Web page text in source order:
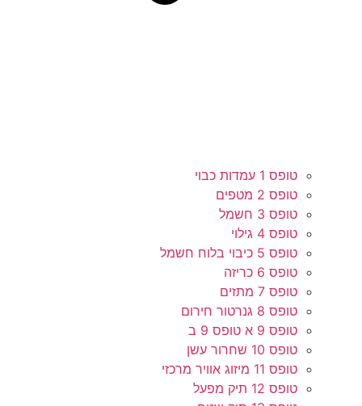
טופס 1 עמדות כבוי
טופס 2 מטפים
טופס 3 חשמל
טופס 4 גילוי
טופס 5 כיבוי בלוח חשמל
טופס 6 כריזה
טופס 7 מתזים
טופס 8 גנרטור חירום
טופס 9 א טופס 9 ב
טופס 10 שחרור עשן
טופס 11 מיזוג אוויר מרכזי
טופס 12 תיק מפעל